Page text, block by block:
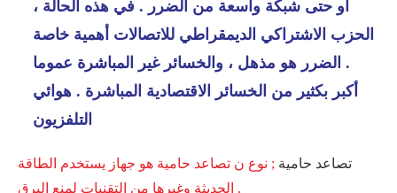
أو حتى شبكة واسعة من الضرر . في هذه الحالة ،
الحزب الاشتراكي الديمقراطي للاتصالات أهمية خاصة
. الضرر هو مذهل ، والخسائر غير المباشرة عموما
أكبر بكثير من الخسائر الاقتصادية المباشرة . هوائي
التلفزيون
تصاعد حامية ; نوع ن تصاعد حامية هو جهاز يستخدم الطاقة
الحديثة وغيرها من التقنيات لمنع البرق .